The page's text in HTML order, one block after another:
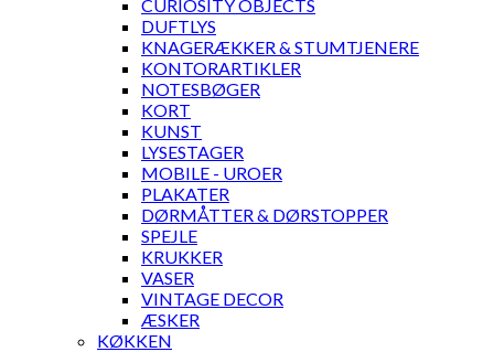
CURIOSITY OBJECTS
DUFTLYS
KNAGERÆKKER & STUMTJENERE
KONTORARTIKLER
NOTESBØGER
KORT
KUNST
LYSESTAGER
MOBILE - UROER
PLAKATER
DØRMÅTTER & DØRSTOPPER
SPEJLE
KRUKKER
VASER
VINTAGE DECOR
ÆSKER
KØKKEN